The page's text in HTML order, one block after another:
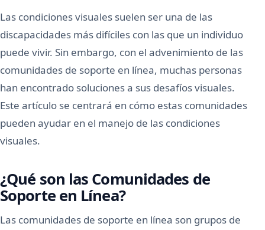
Las condiciones visuales suelen ser una de las
discapacidades más difíciles con las que un individuo
puede vivir. Sin embargo, con el advenimiento de las
comunidades de soporte en línea, muchas personas
han encontrado soluciones a sus desafíos visuales.
Este artículo se centrará en cómo estas comunidades
pueden ayudar en el manejo de las condiciones
visuales.
¿Qué son las Comunidades de
Soporte en Línea?
Las comunidades de soporte en línea son grupos de